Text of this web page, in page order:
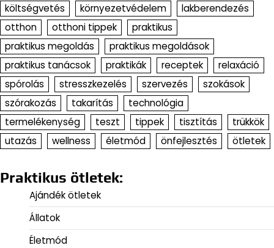
költségvetés
környezetvédelem
lakberendezés
otthon
otthoni tippek
praktikus
praktikus megoldás
praktikus megoldások
praktikus tanácsok
praktikák receptek
relaxáció
spórolás
stresszkezelés szervezés
szokások
szórakozás
takarítás
technológia
termelékenység
teszt tippek tisztítás
trükkök
utazás
wellness életmód önfejlesztés ötletek
Praktikus ötletek:
Ajándék ötletek
Állatok
Életmód